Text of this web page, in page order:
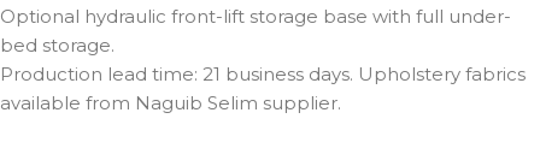
Optional hydraulic front-lift storage base with full under-
bed storage.
Production lead time: 21 business days. Upholstery fabrics
available from Naguib Selim supplier.